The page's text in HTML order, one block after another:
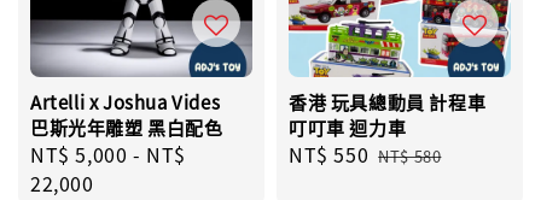
Artelli x Joshua Vides
巴斯光年雕塑 黑白配色
Regular
price
NT$ 5,000 - NT$
22,000
香港 玩具總動員 計程車
叮叮車 迴力車
Sale
NT$ 550 Regular
NT$ 580